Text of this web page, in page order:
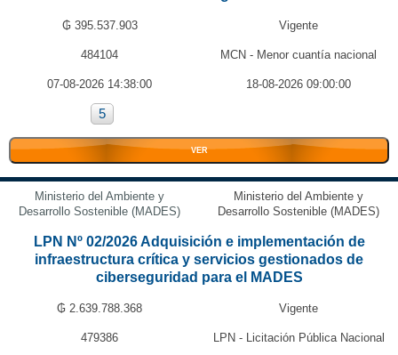
₲ 395.537.903 Vigente
484104 MCN - Menor cuantía nacional
07-08-2026 14:38:00 18-08-2026 09:00:00
5
VER
Ministerio del Ambiente y
Desarrollo Sostenible (MADES)
Ministerio del Ambiente y
Desarrollo Sostenible (MADES)
LPN Nº 02/2026 Adquisición e implementación de
infraestructura crítica y servicios gestionados de
ciberseguridad para el MADES
₲ 2.639.788.368 Vigente
479386 LPN - Licitación Pública Nacional